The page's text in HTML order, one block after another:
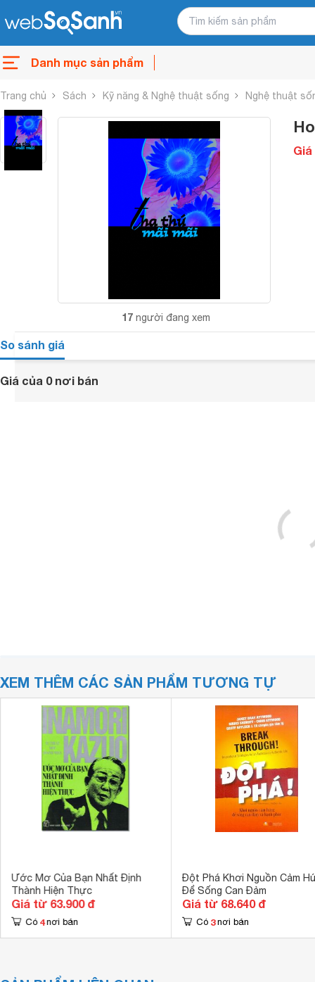
Danh mục sản phẩm
Trang chủ Sách Kỹ năng & Nghệ thuật sống Nghệ thuật
17 người đang xem
So sánh giá
Giá của 0 nơi bán
XEM THÊM CÁC SẢN PHẨM TƯƠNG TỰ
Ước Mơ Của Bạn Nhất Định
Thành Hiện Thực
Giá từ 63.900 đ
Có 4 nơi bán
Đột Phá Khơi Nguồn Cảm
Để Sống Can Đảm
Giá từ 68.640 đ
Có 3 nơi bán